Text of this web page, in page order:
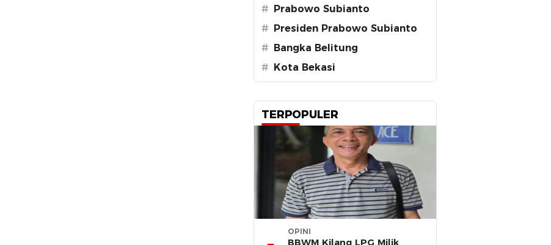
# Prabowo Subianto
# Presiden Prabowo Subianto
# Bangka Belitung
# Kota Bekasi
TERPOPULER
OPINI
BBWM Kilang LPG Milik